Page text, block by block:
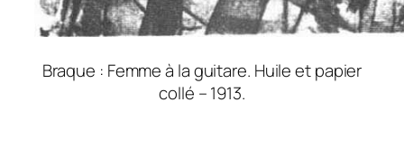
Braque : Femme à la guitare. Huile et papier
collé – 1913.